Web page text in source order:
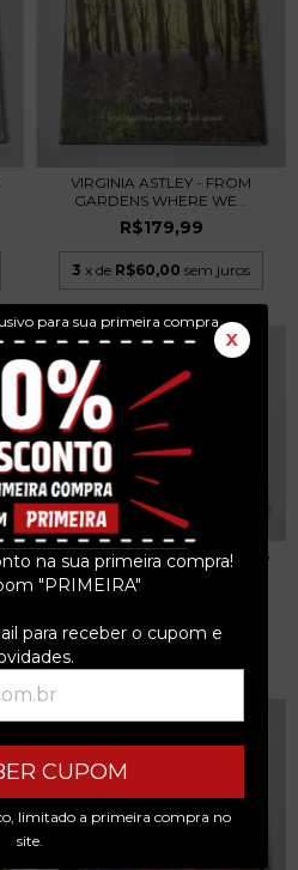
para sua primeira compra.
X
na sua primeira compra!
"PRIMEIRA"
para receber o cupom e
CUPOM
limitado a primeira compra no
site.
VIRGINIA ASTLEY - FROM
GARDENS WHERE WE...
R$179,99
3 x de R$60,00 sem juros
JULIAN COPE - FRIED CD 1996
3 x deR$30,00 sem juros